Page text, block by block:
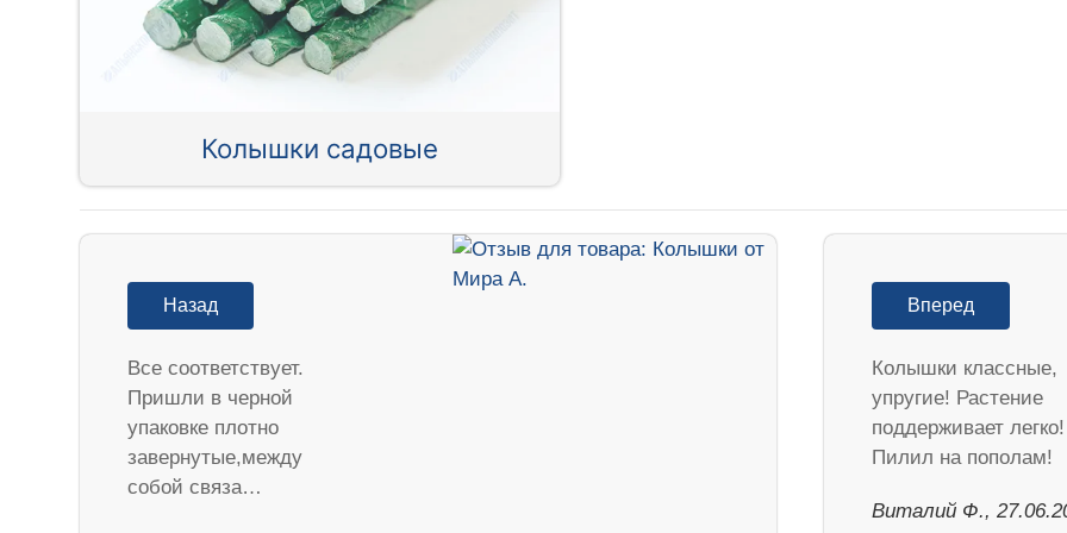
Колышки садовые
Назад
Все соответствует.
Пришли в черной
упаковке плотно
завернутые,между
собой связа…
Вперед
Колышки классные,
упругие! Растение
поддерживает легко!
Пилил на пополам!
Виталий Ф.,